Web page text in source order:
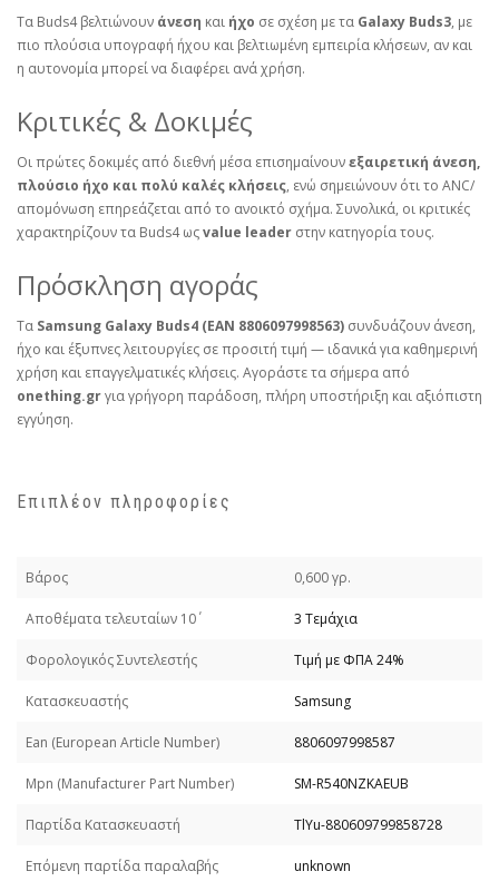
Τα Buds4 βελτιώνουν άνεση και ήχο σε σχέση με τα Galaxy Buds3, με
πιο πλούσια υπογραφή ήχου και βελτιωμένη εμπειρία κλήσεων, αν και
η αυτονομία μπορεί να διαφέρει ανά χρήση.
Κριτικές & Δοκιμές
Οι πρώτες δοκιμές από διεθνή μέσα επισημαίνουνεξαιρετική άνεση,
πλούσιο ήχο και πολύ καλές κλήσεις, ενώ σημειώνουν ότι το ANC/
απομόνωση επηρεάζεται από το ανοικτό σχήμα. Συνολικά, οι κριτικές
χαρακτηρίζουν τα Buds4 ωςvalue leader στην κατηγορία τους.
Πρόσκληση αγοράς
Τα Samsung Galaxy Buds4 (EAN 8806097998563) συνδυάζουν άνεση,
ήχο και έξυπνες λειτουργίες σε προσιτή τιμή — ιδανικά για καθημερινή
χρήση και επαγγελματικές κλήσεις. Αγοράστε τα σήμερα από
onething.grγια γρήγορη παράδοση, πλήρη υποστήριξη και αξιόπιστη
εγγύηση.
Επιπλέον πληροφορίες
Βάρος 0,600 γρ.
Απoθέματα τελευταίων 10΄ 3 Τεμάχια
Φορολογικός Συντελεστής Τιμή με ΦΠΑ 24%
Κατασκευαστής Samsung
Εan (European Article Number) 8806097998587
Mpn (Manufacturer Part Number) SM-R540NZKAEUB
Παρτίδα Κατασκευαστή TlYu-880609799858728
Επόμενη παρτίδα παραλαβής unknown